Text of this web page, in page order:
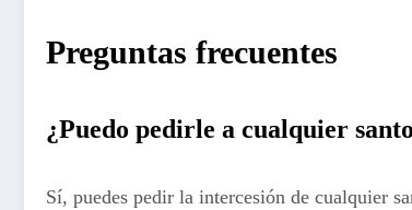
Preguntas frecuentes
¿Puedo pedirle a cualquier
Sí, puedes pedir la intercesión de cualquier